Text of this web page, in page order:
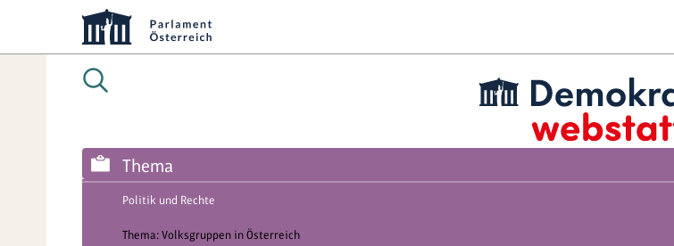
Thema
Politik und Rechte
Thema: Volksgruppen in Österreich